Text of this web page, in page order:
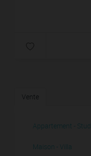
Vente
Appartement -
Maison - Villa